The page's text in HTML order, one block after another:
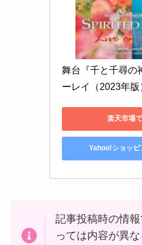
舞台『千と千尋の
ーレイ（2023年版
楽天市場
Yahoo!ショッピ
記事投稿時の情
っては内容が異